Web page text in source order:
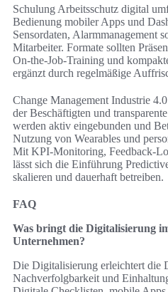
Schulung Arbeitsschutz digital
Bedienung mobiler Apps und
Sensordaten, Alarmmanagement
Mitarbeiter. Formate sollten
On‑the‑Job-Training und
ergänzt durch regelmäßige
Change Management Industrie
der Beschäftigten und
werden aktiv eingebunden und
Nutzung von Wearables und
Mit KPI‑Monitoring,
lässt sich die Einführung
skalieren und dauerhaft betreiben.
FAQ
Was bringt die Digitalisierung
Unternehmen?
Die Digitalisierung erleichtert die
Nachverfolgbarkeit und